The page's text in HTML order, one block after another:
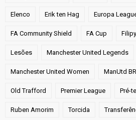
Elenco Erik ten Hag Europa
FA Community Shield FA Cup
Lesões Manchester United Legends
Manchester United Women ManUtd BR
Old Trafford Premier League Pré-
Ruben Amorim Torcida